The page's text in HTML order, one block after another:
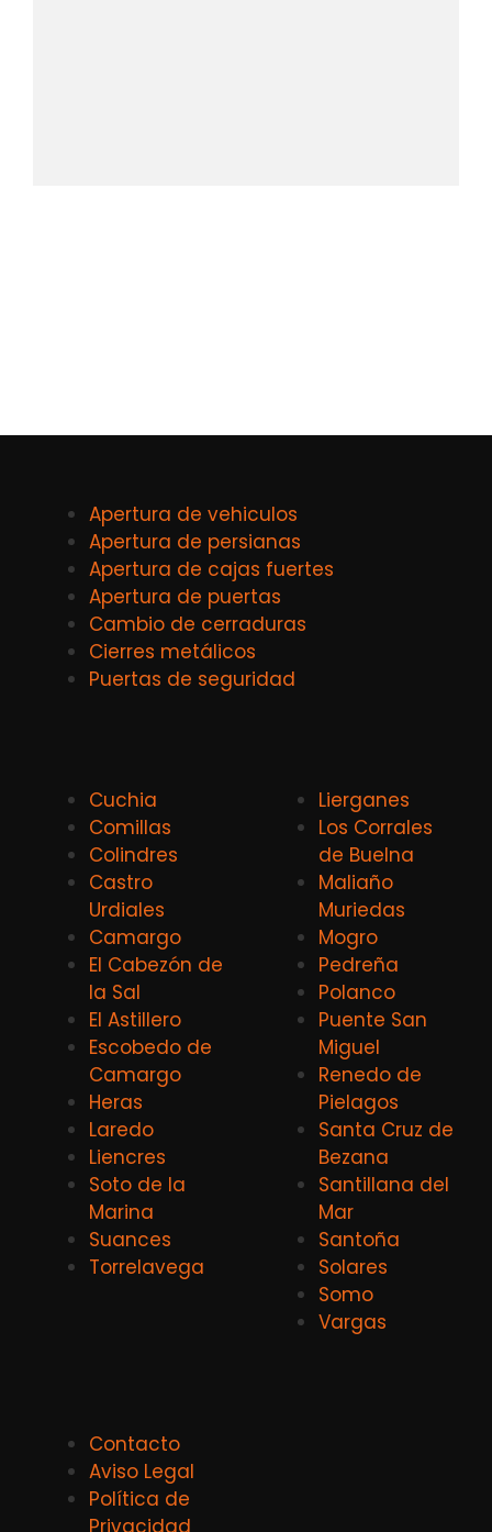
Apertura de vehiculos
Apertura de persianas
Apertura de cajas fuertes
Apertura de puertas
Cambio de cerraduras
Cierres metálicos
Puertas de seguridad
Cuchia
Comillas
Colindres
Castro
Urdiales
Camargo
El Cabezón de
la Sal
El Astillero
Escobedo de
Camargo
Heras
Laredo
Liencres
Soto de la
Marina
Suances
Torrelavega
Lierganes
Los Corrales
de Buelna
Maliaño
Muriedas
Mogro
Pedreña
Polanco
Puente San
Miguel
Renedo de
Pielagos
Santa Cruz de
Bezana
Santillana del
Mar
Santoña
Solares
Somo
Vargas
Contacto
Aviso Legal
Política de
Privacidad